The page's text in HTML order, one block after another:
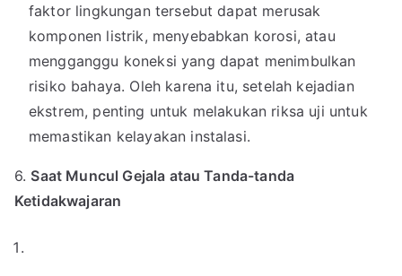
faktor lingkungan tersebut dapat merusak
komponen listrik, menyebabkan korosi, atau
mengganggu koneksi yang dapat menimbulkan
risiko bahaya. Oleh karena itu, setelah kejadian
ekstrem, penting untuk melakukan riksa uji untuk
memastikan kelayakan instalasi.
6. Saat Muncul Gejala atau Tanda-tanda
Ketidakwajaran